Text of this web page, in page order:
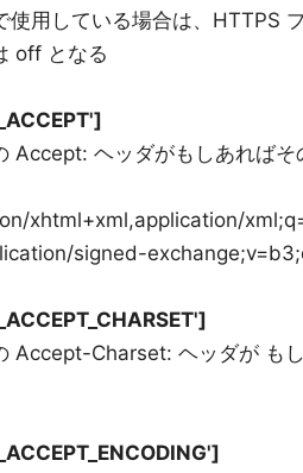
使用している場合は、HTTPS
off となる
Accept: ヘッダがもしあればそ
xhtml+xml,application/
signed-
Accept-Charset: ヘッダが もし